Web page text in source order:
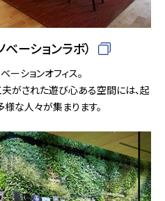
ーションラボ）
ーションオフィス。
がされた遊び心ある空間には、起
な人々が集まります。